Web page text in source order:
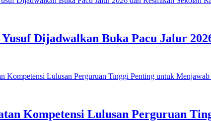
Dijadwalkan Buka Pacu Jalur
Kompetensi Lulusan Perguruan